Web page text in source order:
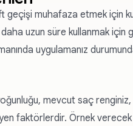
geçişi muhafaza etmek için
uzun süre kullanmak için
uygulamanız
mevcut saç
faktörlerdir. Örnek